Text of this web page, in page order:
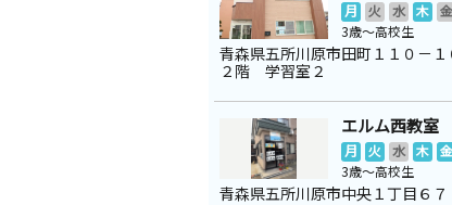
月 火 水 木 金
3歳～高校生
青森県五所川原市田町１１０－
２階 学習室２
エルム西教室
月 火 水 木 金
3歳～高校生
青森県五所川原市中央１丁目６７